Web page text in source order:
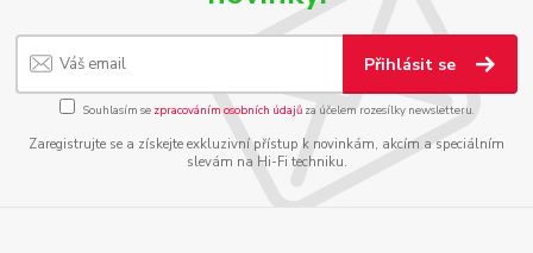
Přihlásit se
Souhlasím se zpracováním osobních údajůza účelem rozesílky newsletteru.
Zaregistrujte se a získejte exkluzivní přístup k novinkám, akcím a speciálním
slevám na Hi-Fi techniku.